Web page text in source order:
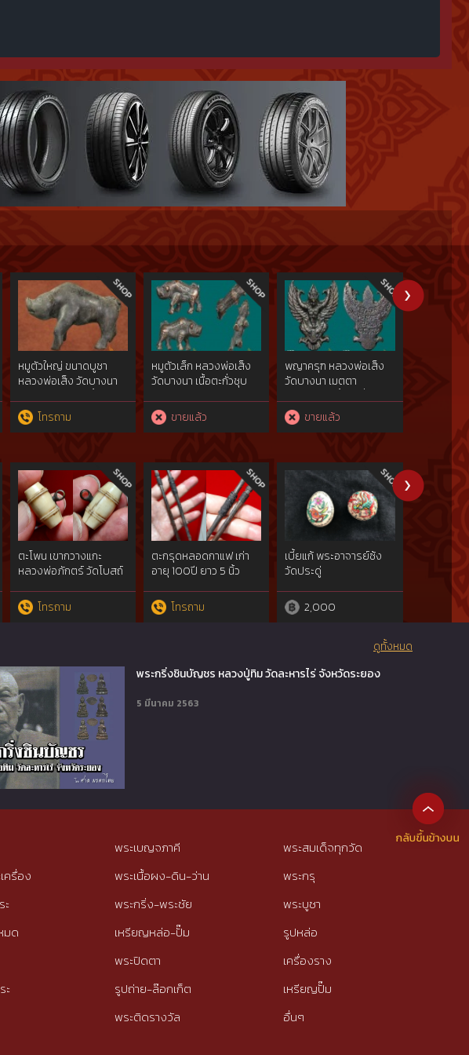
หมูตัวใหญ่ ขนาดบูชา
หลวงพ่อเส็ง วัดบางนา
ผสม ตัวใหญ่ประมาณ
ขวดน้ำลิตร
โทรถาม
หมูตัวเล็ก หลวงพ่อเส็ง
วัดบางนา เนื้อตะกั่วชุบ
ขายแล้ว
พญาครุฑ หลวงพ่อเส็ง
วัดบางนา เมตตา
ทองแดง ผิวรมดำ รุ่นแรก
ปี 2522
ขายแล้ว ขายแ
ตะโพน เขากวางแกะ
หลวงพ่อภักตร์ วัดโบสถ์
โทรถาม
ตะกรุดหลอดกาแฟ เก่า
อายุ 100ปี ยาว 5 นิ้ว
โทรถาม
เบี้ยแก้ พระอาจารย์ซ้ง
วัดประดู่
2,000
อาจารย์ป
2,000
พระกริ่งชินบัญชร หลวงปู่ทิม วัดละหารไร่ จังหวัดระยอง
5 มีนาคม 2563
ดูทั้งหมด
ครื่อง
ะ
มด
ะ
พระเบญจภาคี
พระเนื้อผง-ดิน-ว่าน
พระกริ่ง-พระชัย
เหรียญหล่อ-ปั๊ม
พระปิดตา
รูปถ่าย-ล๊อกเก็ต
พระติดรางวัล
พระสมเด็จทุกวัด
พระกรุ
พระบูชา
รูปหล่อ
เครื่องราง
เหรียญปั๊ม
อื่นๆ